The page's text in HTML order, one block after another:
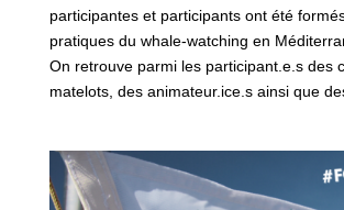
participantes et participants ont été
pratiques du whale-watching en
On retrouve parmi les participant.e.s des
matelots, des animateur.ice.s ainsi que